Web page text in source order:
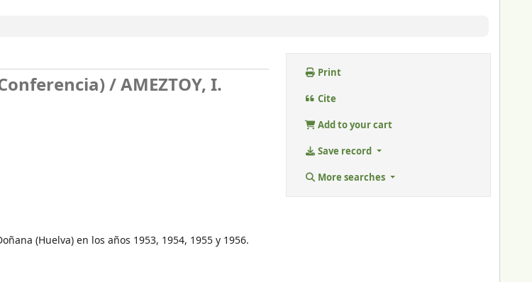
/AMEZTOY, I.
(Huelva) en los años 1953, 1954, 1955 y 1956.
Print
Cite
Add to your cart
Save record
More searches